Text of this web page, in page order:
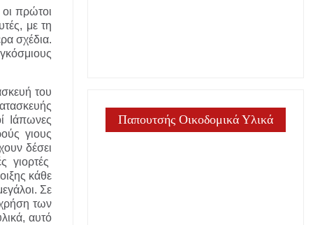
πρώτοι
με τη
σχέδια.
του
Ιάπωνες
γιους
δέσει
γιορτές
κάθε
Σε
των
αυτό
Παπουτσής Οικοδομικά Υλικά